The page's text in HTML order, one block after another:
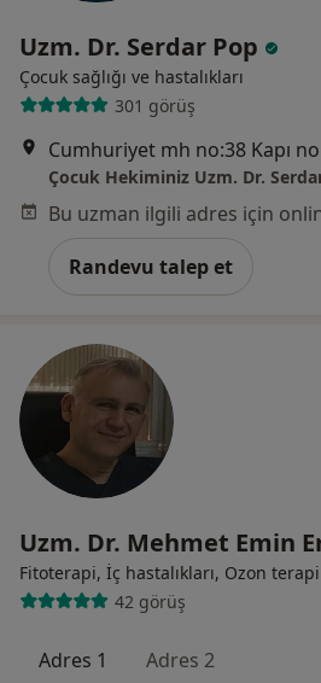
Uzm. Dr. Serdar Pop
Çocuk sağlığı ve hastalıkları
301 görüş
Çocuk Hekiminiz Uzm. Dr.
Randevu talep et
Uzm. Dr. Mehmet Emin
Fitoterapi, İç hastalıkları, Ozon terapi
42 görüş
Adres 1 Adres 2